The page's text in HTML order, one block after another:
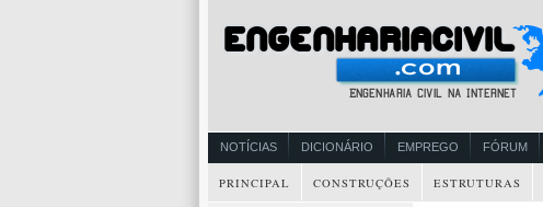
NOTÍCIAS DICIONÁRIO EMPREGO FÓRUM
PRINCIPAL CONSTRUÇÕES ESTRUTURAS